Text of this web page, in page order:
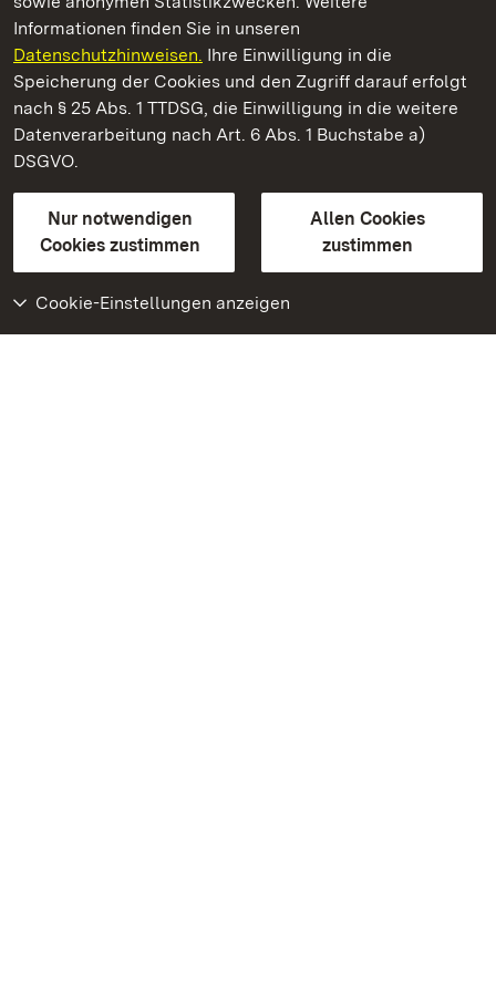
Informationen finden Sie in unseren
Datenschutzhinweisen. Ihre Einwilligung in die
Speicherung der Cookies und den Zugriff darauf erfolgt
nach § 25 Abs. 1 TTDSG, die Einwilligung in die weitere
Datenverarbeitung nach Art. 6 Abs. 1 Buchstabe a)
DSGVO.
Nur notwendigen
Cookies zustimmen
Allen Cookies
zustimmen
Cookie-Einstellungen anzeigen
Staatliche Schlösser und Gärten Baden‑Württemberg
Staatliche Schlösser und Gärten Baden-Württemberg
Kontakt
GebärdenspracheLeichte Sprache
Erklärung zur Barrierefreiheit
BITV-konform (geprüfte Seiten)
Weiteres